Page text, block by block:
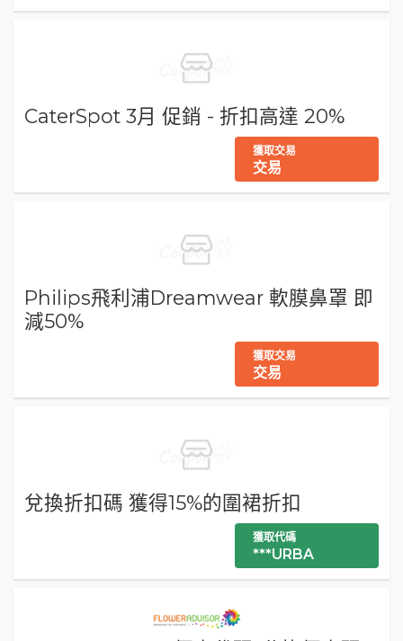
CaterSpot 3月 促銷 - 折扣高達 20%
獲取交易
交易
Philips飛利浦Dreamwear 軟膜鼻罩 即
減50%
獲取交易
交易
兌換折扣碼 獲得15%的圍裙折扣
獲取代碼
***URBA